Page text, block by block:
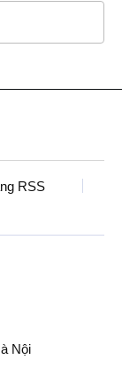
RSS
Nội